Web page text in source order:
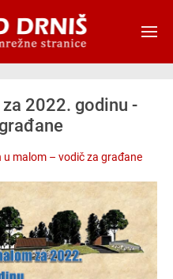
2022. godinu -
u malom – vodič za građane